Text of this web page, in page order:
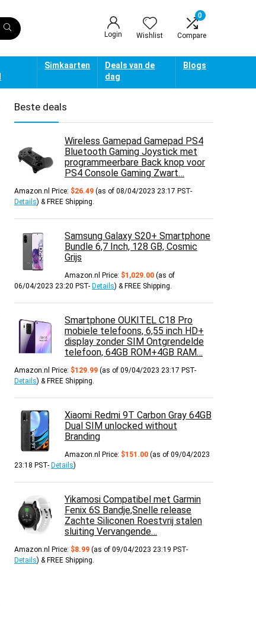
Login Wishlist
0
Compare
Simkaarten
Deals van de
dag
Blogs
Beste deals
Wireless Gamepad Gamepad PS4
Bluetooth Gaming Joystick met
programmeerbare Back knop voor
PS4 Console Gaming Zwart…
Amazon.nl Price: $26.49 (as of 08/04/2023 23:17 PST-
Details) & FREE Shipping.
Samsung Galaxy S20+ Smartphone
Bundle 6,7 Inch, 128 GB, Cosmic
Grijs
Amazon.nl Price: $1,029.00 (as of
06/04/2023 23:20 PST- Details) & FREE Shipping.
Smartphone OUKITEL C18 Pro
mobiele telefoons, 6,55 inch HD+
display zonder SIM Ontgrendelde
telefoon, 64GB ROM+4GB RAM…
Amazon.nl Price: $129.99 (as of 09/04/2023 23:17 PST-
Details) & FREE Shipping.
Xiaomi Redmi 9T Carbon Gray 64GB
Dual SIM unlocked without
Branding
Amazon.nl Price: $151.00 (as of 09/04/2023
23:18 PST- Details)
Yikamosi Compatibel met Garmin
Fenix 6S Bandje,Snelle release
Zachte Siliconen Roestvrij stalen
sluiting Vervangende…
Amazon.nl Price: $8.99 (as of 09/04/2023 23:19 PST-
Details) & FREE Shipping.